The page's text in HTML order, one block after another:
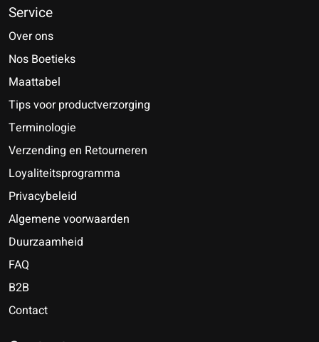
Service
Over ons
Nos Boetieks
Maattabel
Tips voor productverzorging
Terminologie
Verzending en Retourneren
Loyaliteitsprogramma
Privacybeleid
Algemene voorwaarden
Duurzaamheid
FAQ
B2B
Contact